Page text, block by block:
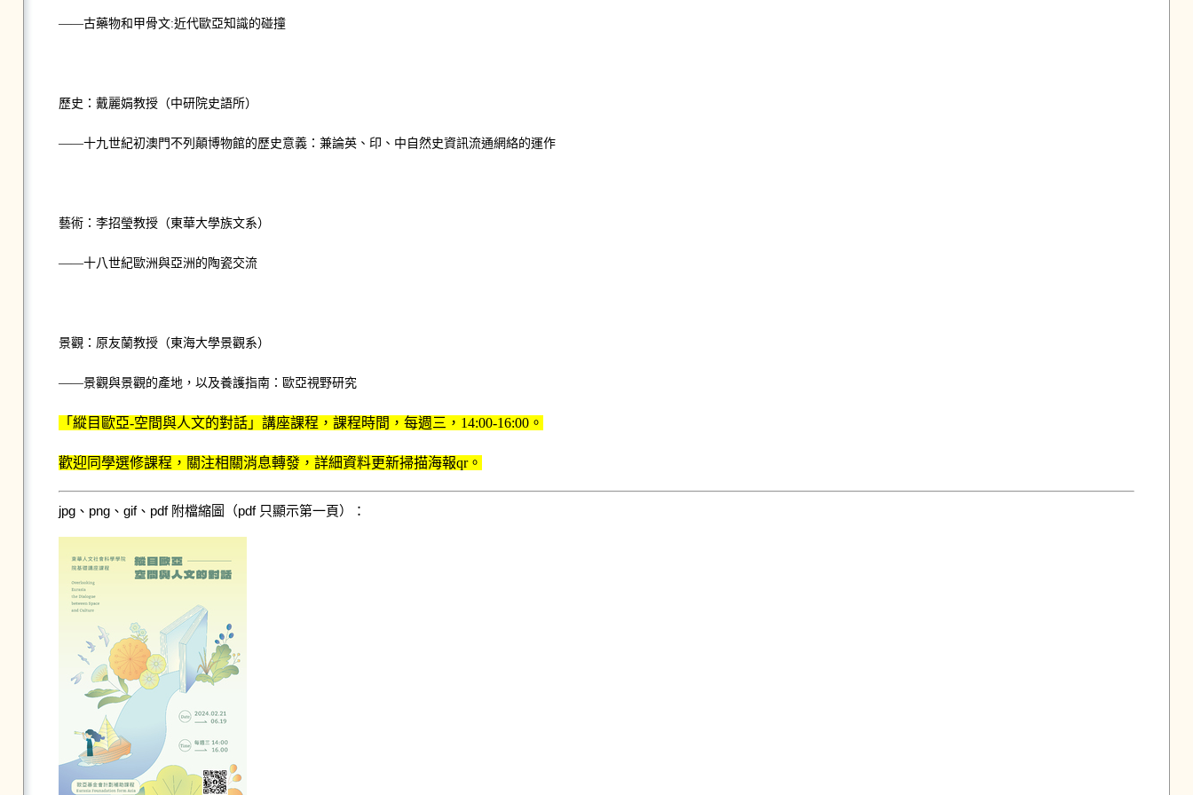
——古藥物和甲骨文:近代歐亞知識的碰撞
歷史：戴麗娟教授（中研院史語所）
——十九世紀初澳門不列顛博物館的歷史意義：兼論英、印、中自然史資訊流通網絡的運作
藝術：李招瑩教授（東華大學族文系）
——十八世紀歐洲與亞洲的陶瓷交流
景觀：原友蘭教授（東海大學景觀系）
——景觀與景觀的產地，以及養護指南：歐亞視野研究
「縱目歐亞-空間與人文的對話」講座課程，課程時間，每週三，14:00-16:00。
歡迎同學選修課程，關注相關消息轉發，詳細資料更新掃描海報qr。
jpg、png、gif、pdf 附檔縮圖（pdf 只顯示第一頁）：